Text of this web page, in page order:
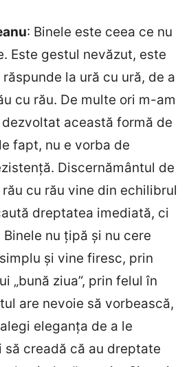
: Binele este ceea ce nu
Este gestul nevăzut, este
la ură cu ură, de a
cu rău. De multe ori m-am
această formă de
fapt, nu e vorba de
Discernământul de
cu rău vine din echilibrul
dreptatea imediată, ci
nu țipă și nu cere
şi vine firesc, prin
„bună ziua”, prin felul în
are nevoie să vorbească,
eleganţa de a le
creadă că au dreptate